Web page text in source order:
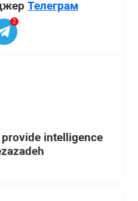
Телеграм
2
intelligence